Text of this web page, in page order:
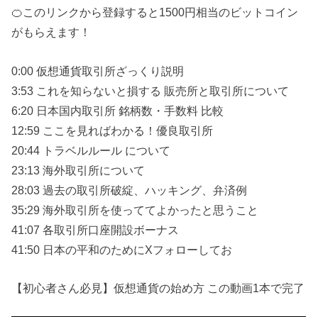
🍊このリンクから登録すると1500円相当のビットコイン
がもらえます！
0:00 仮想通貨取引所ざっくり説明
3:53 これを知らないと損する 販売所と取引所について
6:20 日本国内取引所 銘柄数・手数料 比較
12:59 ここを見ればわかる！優良取引所
20:44 トラベルルール について
23:13 海外取引所について
28:03 過去の取引所破綻、ハッキング、弁済例
35:29 海外取引所を使っててよかったと思うこと
41:07 各取引所口座開設ボーナス
41:50 日本の平和のためにXフォローしてお
【初心者さん必見】仮想通貨の始め方 この動画1本で完了